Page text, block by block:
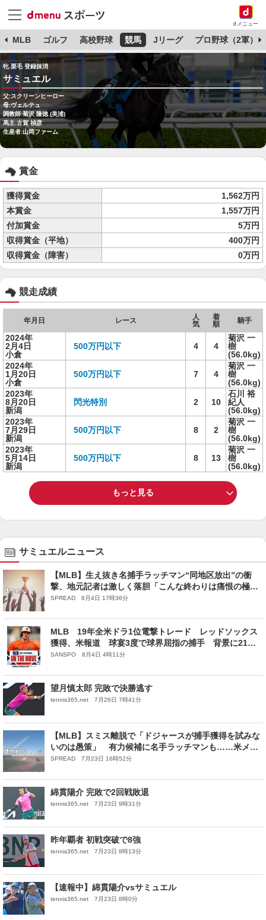
dメニュー
MLB ゴルフ 高校野球 競馬 Jリーグ プロ野球（2軍）
牝 栗毛 登録抹消
サミュエル
父:スクリーンヒーロー
母:ヴェルテュ
調教師:菊沢 隆徳 (美浦)
馬主:古賀 禎彦
生産者:山岡ファーム
賞金
獲得賞金
1,562万円
本賞金
1,557万円
付加賞金
5万円
収得賞金（平地）
400万円
収得賞金（障害）
0万円
競走成績
年月日 レース
人
気
着
順
騎手
2024年
2月4日
小倉
500万円以下 4 4
菊沢 一
樹
(56.0kg)
2024年
1月20日
小倉
500万円以下 7 4
菊沢 一
樹
(56.0kg)
2023年
8月20日
新潟
閃光特別 2 10
石川 裕
紀人
(56.0kg)
2023年
7月29日
新潟
500万円以下 8 2
菊沢 一
樹
(56.0kg)
2023年
5月14日
新潟
500万円以下 8 13
菊沢 一
樹
(56.0kg)
もっと見る
サミュエルニュース
【MLB】生え抜き名捕手ラッチマン“同地区放出”の衝
撃、地元記者は激しく落胆「こんな終わりは痛恨の極み
だ」 オリオールズ再建の象徴も……
SPREAD 8月4日 17時36分
MLB 19年全米ドラ1位電撃トレード レッドソックス
獲得、米報道 球宴3度で球界屈指の捕手 背景に21歳
正捕手候補と33年まで長期契約
SANSPO 8月4日 4時11分
望月慎太郎 完敗で決勝逃す
tennis365.net 7月26日 7時41分
【MLB】スミス離脱で「ドジャースが捕手獲得を試みな
いのは愚策」 有力候補に名手ラッチマンも……米メデ
ィアが指摘
SPREAD 7月23日 16時52分
綿貫陽介 完敗で2回戦敗退
tennis365.net 7月23日 9時31分
昨年覇者 初戦突破で8強
tennis365.net 7月23日 8時13分
【速報中】綿貫陽介vsサミュエル
tennis365.net 7月23日 8時0分